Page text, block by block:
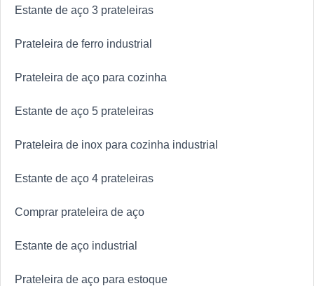
consegue também proporcionar um atendimento
Engesystems Sistemas de Armazenagens é uma
idoneidade em tudo que faz onde garante a melhor
Estante de aço 3 prateleiras
Prateleira de ferro industrial
Prateleira de aço para cozinha
Estante de aço 5 prateleiras
Prateleira de inox para cozinha industrial
Estante de aço 4 prateleiras
Comprar prateleira de aço
Estante de aço industrial
Prateleira de aço para estoque